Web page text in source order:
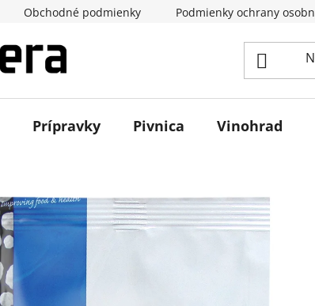
Obchodné podmienky Podmienky ochrany
Prípravky Pivnica Vinohrad